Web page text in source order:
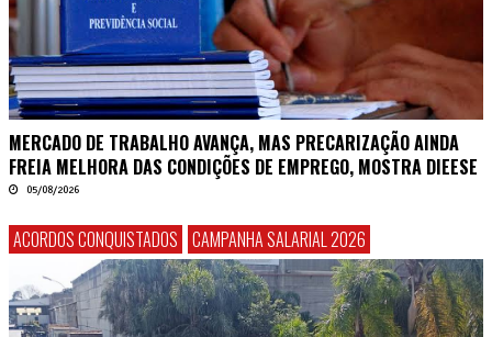
MERCADO DE TRABALHO AVANÇA, MAS PRECARIZAÇÃO AINDA
FREIA MELHORA DAS CONDIÇÕES DE EMPREGO, MOSTRA DIEESE
05/08/2026
ACORDOS CONQUISTADOS CAMPANHA SALARIAL 2026